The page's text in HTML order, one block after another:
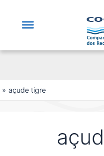
açude tigre